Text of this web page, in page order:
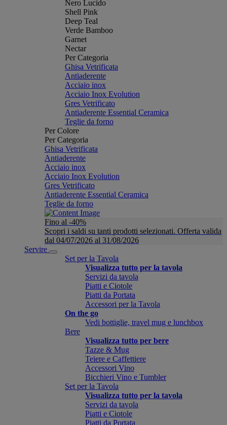
Nero Lucido
Shell Pink
Deep Teal
Verde Bamboo
Garnet
Nectar
Per Categoria
Ghisa Vetrificata
Antiaderente
Acciaio inox
Acciaio Inox Evolution
Gres Vetrificato
Antiaderente Essential Ceramica
Teglie da forno
Per Colore
Per Categoria
Ghisa Vetrificata
Antiaderente
Acciaio inox
Acciaio Inox Evolution
Gres Vetrificato
Antiaderente Essential Ceramica
Teglie da forno
Fino al -40%
Scopri i saldi su tanti prodotti selezionati. Offerta valida
dal 04/07/2026 al 31/08/2026
Servire
Set per la Tavola
Visualizza tutto per la tavola
Servizi da tavola
Piatti e Ciotole
Piatti da Portata
Accessori per la Tavola
On the go
Vedi bottiglie, travel mug e lunchbox
Bere
Visualizza tutto per bere
Tazze & Mug
Teiere e Caffettiere
Accessori Vino
Bicchieri Vino e Tumbler
Set per la Tavola
Visualizza tutto per la tavola
Servizi da tavola
Piatti e Ciotole
Piatti da Portata